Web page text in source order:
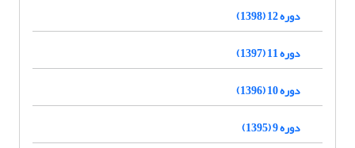
دوره 12 (1398)
دوره 11 (1397)
دوره 10 (1396)
دوره 9 (1395)